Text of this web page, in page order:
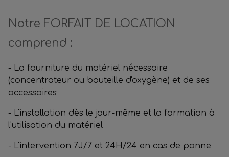
Notre FORFAIT DE LOCATION
comprend :
- La fourniture du matériel nécessaire
(concentrateur ou bouteille d'oxygène) et de ses
accessoires
- L'installation dès le jour-même et la formation à
l'utilisation du matériel
- L'intervention 7J/7 et 24H/24 en cas de panne